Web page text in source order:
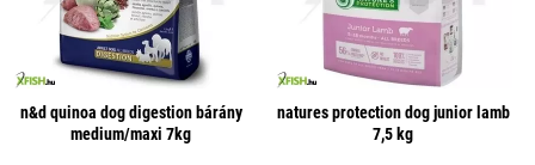
n&d quinoa dog digestion bárány
medium/maxi 7kg
natures protection dog junior lamb
7,5 kg